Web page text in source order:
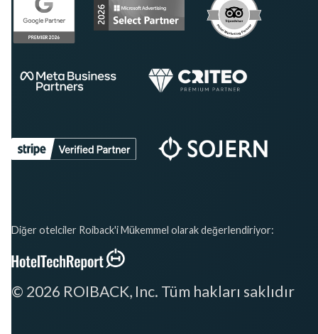
Diğer otelciler Roiback'i Mükemmel olarak değerlendiriyor:
© 2026 ROIBACK, Inc. Tüm hakları saklıdır